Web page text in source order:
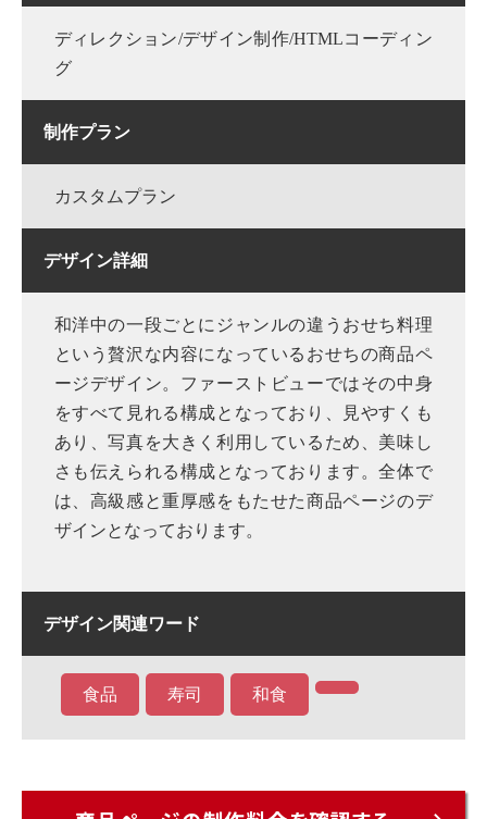
ディレクション/デザイン制作/HTMLコーディン
グ
制作プラン
カスタムプラン
デザイン詳細
和洋中の一段ごとにジャンルの違うおせち料理
という贅沢な内容になっているおせちの商品ペ
ージデザイン。ファーストビューではその中身
をすべて見れる構成となっており、見やすくも
あり、写真を大きく利用しているため、美味し
さも伝えられる構成となっております。全体で
は、高級感と重厚感をもたせた商品ページのデ
ザインとなっております。
デザイン関連ワード
食品 寿司 和食